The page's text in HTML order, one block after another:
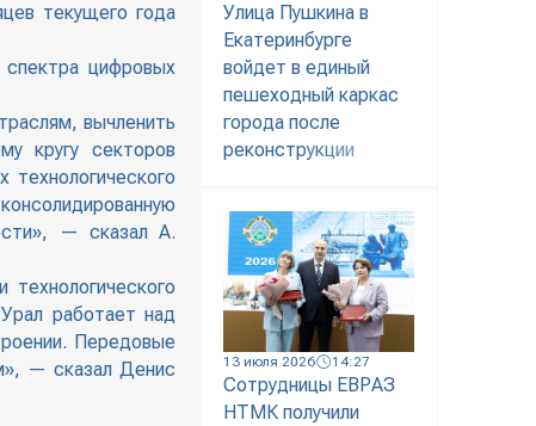
текущего года
цифровых
вычленить
кругу секторов
— сказал А.
работает над
Передовые
— сказал Денис
Улица Пушкина в
Екатеринбурге
войдет в единый
пешеходный каркас
города после
реконструкции
13 июля 2026 14:27
Сотрудницы ЕВРАЗ
НТМК получили